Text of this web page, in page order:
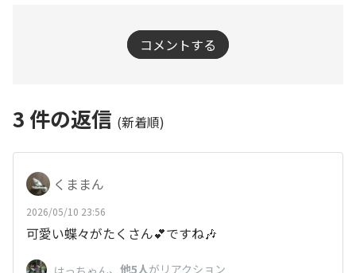
コメントする
3 件の返信 (新着順)
くままん
2026/05/10 23:56
可愛い蝶々がたくさん💕ですね🎶
、 他5人がリアクション